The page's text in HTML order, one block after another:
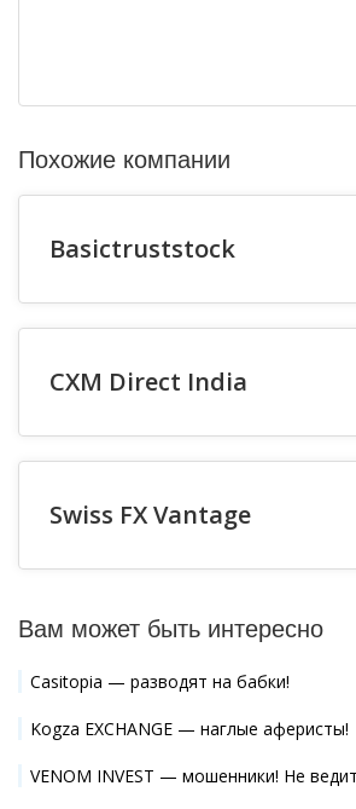
Похожие компании
Basictruststock
CXM Direct India
Swiss FX Vantage
Вам может быть интересно
Casitopia — разводят на бабки!
Kogza EXCHANGE — наглые аферисты!
VENOM INVEST — мошенники! Не